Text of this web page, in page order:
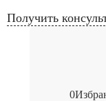
Получить
0